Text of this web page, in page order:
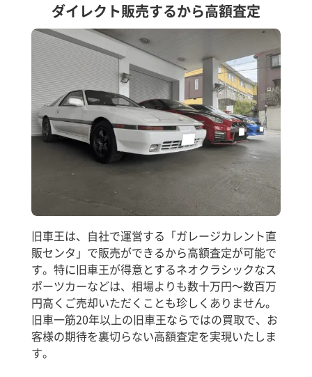
ダイレクト販売するから高額査定
旧車王は、自社で運営する「ガレージカレント直
販センタ」で販売ができるから高額査定が可能で
す。特に旧車王が得意とするネオクラシックなス
ポーツカーなどは、相場よりも数十万円～数百万
円高くご売却いただくことも珍しくありません。
旧車一筋20年以上の旧車王ならではの買取で、お
客様の期待を裏切らない高額査定を実現いたしま
す。